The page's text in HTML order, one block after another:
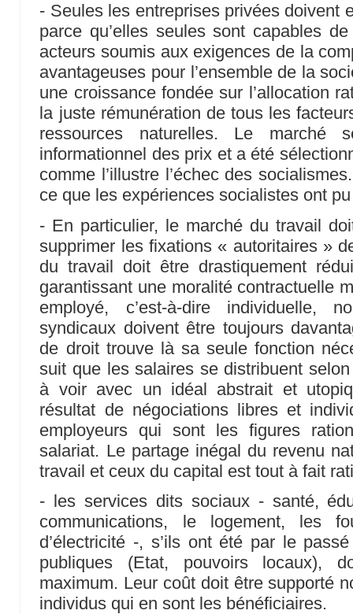
- Seules les entreprises privées doivent
parce qu’elles seules sont capables
acteurs soumis aux exigences de la
avantageuses pour l’ensemble de la
une croissance fondée sur l’allocation
la juste rémunération de tous les
ressources naturelles. Le marché
informationnel des prix et a été
comme l’illustre l’échec des
ce que les expériences socialistes ont
- En particulier, le marché du travail
supprimer les fixations « autoritaires »
du travail doit être drastiquement
garantissant une moralité contractuelle
employé, c’est-à-dire individuelle,
syndicaux doivent être toujours
de droit trouve là sa seule fonction
suit que les salaires se distribuent
à voir avec un idéal abstrait et
résultat de négociations libres et
employeurs qui sont les figures
salariat. Le partage inégal du revenu
travail et ceux du capital est tout à fait
- les services dits sociaux - santé,
communications, le logement, les
d’électricité -, s’ils ont été par le
publiques (Etat, pouvoirs locaux),
maximum. Leur coût doit être supporté
individus qui en sont les bénéficiaires.